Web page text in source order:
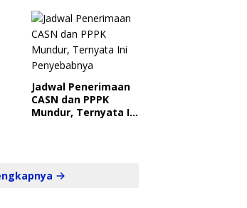
Jadwal Penerimaan
CASN dan PPPK
Mundur, Ternyata Ini